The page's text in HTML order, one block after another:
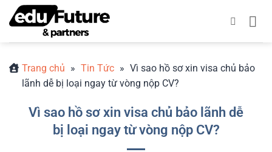
qua
Trang chủ » Tin Tức » Vì sao hồ sơ xin visa chủ bảo
lãnh dễ bị loại ngay từ vòng nộp CV?
Vì sao hồ sơ xin visa chủ bảo lãnh dễ
bị loại ngay từ vòng nộp CV?